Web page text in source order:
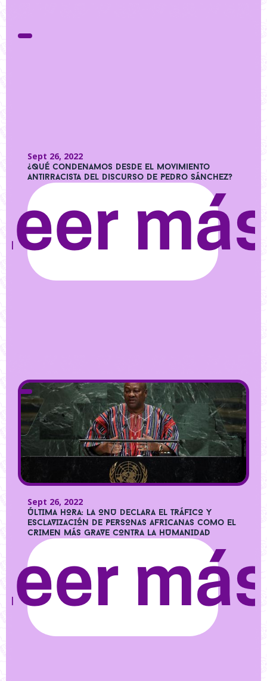
Sept 26, 2022
¿Qué condenamos desde el movimiento
antirracista del discurso de Pedro Sánchez?
Sept 26, 2022
ÚLTIMA HORA: LA ONU declara el TRÁFICO Y
ESCLAVIZACIÓN DE PERSONAS AFRICANAS como el
CRIMEN MÁS GRAVE CONTRA LA HUMANIDAD